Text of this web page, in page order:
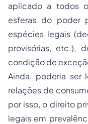
aplicado a todos
esferas do poder
espécies legais
provisórias, etc.),
condição de
Ainda, poderia ser
relações de
por isso, o direito
legais em